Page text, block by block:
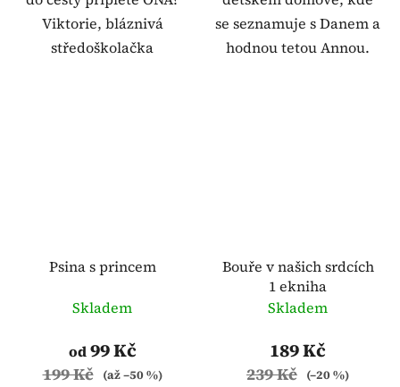
Viktorie, bláznivá
středoškolačka
se seznamuje s Danem a
hodnou tetou Annou.
Psina s princem
Skladem
od99 Kč
199 Kč (až –50 %)
Bouře v našich srdcích
1 ekniha
Skladem
189 Kč
239 Kč (–20 %)